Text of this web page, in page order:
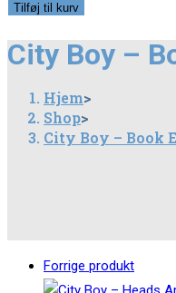
Tilføj til kurv
City Boy –
Hjem>
Shop>
City Boy – Book
Forrige produkt